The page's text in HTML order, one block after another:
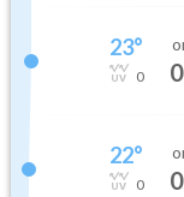
23°
0
22°
0